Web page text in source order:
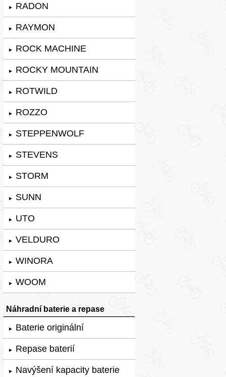
► RADON
► RAYMON
► ROCK MACHINE
► ROCKY MOUNTAIN
► ROTWILD
► ROZZO
► STEPPENWOLF
► STEVENS
► STORM
► SUNN
► UTO
► VELDURO
► WINORA
► WOOM
Náhradní baterie a repase
► Baterie originální
► Repase baterií
► Navýšení kapacity baterie